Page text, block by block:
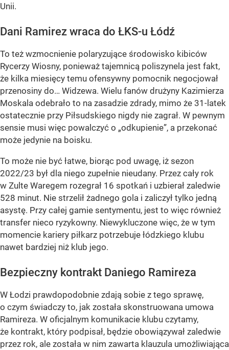
Unii.
Dani Ramirez wraca do ŁKS-u Łódź
To też wzmocnienie polaryzujące środowisko kibiców
Rycerzy Wiosny, ponieważ tajemnicą poliszynela jest fakt,
że kilka miesięcy temu ofensywny pomocnik negocjował
przenosiny do… Widzewa. Wielu fanów drużyny Kazimierza
Moskala odebrało to na zasadzie zdrady, mimo że 31-latek
ostatecznie przy Piłsudskiego nigdy nie zagrał. W pewnym
sensie musi więc powalczyć o „odkupienie”, a przekonać
może jedynie na boisku.
To może nie być łatwe, biorąc pod uwagę, iż sezon
2022/23 był dla niego zupełnie nieudany. Przez cały rok
w Zulte Waregem rozegrał 16 spotkań i uzbierał zaledwie
528 minut. Nie strzelił żadnego gola i zaliczył tylko jedną
asystę. Przy całej gamie sentymentu, jest to więc również
transfer nieco ryzykowny. Niewykluczone więc, że w tym
momencie kariery piłkarz potrzebuje łódzkiego klubu
nawet bardziej niż klub jego.
Bezpieczny kontrakt Daniego Ramireza
W Łodzi prawdopodobnie zdają sobie z tego sprawę,
o czym świadczy to, jak została skonstruowana umowa
Ramireza. W oficjalnym komunikacie klubu czytamy,
że kontrakt, który podpisał, będzie obowiązywał zaledwie
przez rok, ale została w nim zawarta klauzula umożliwiająca